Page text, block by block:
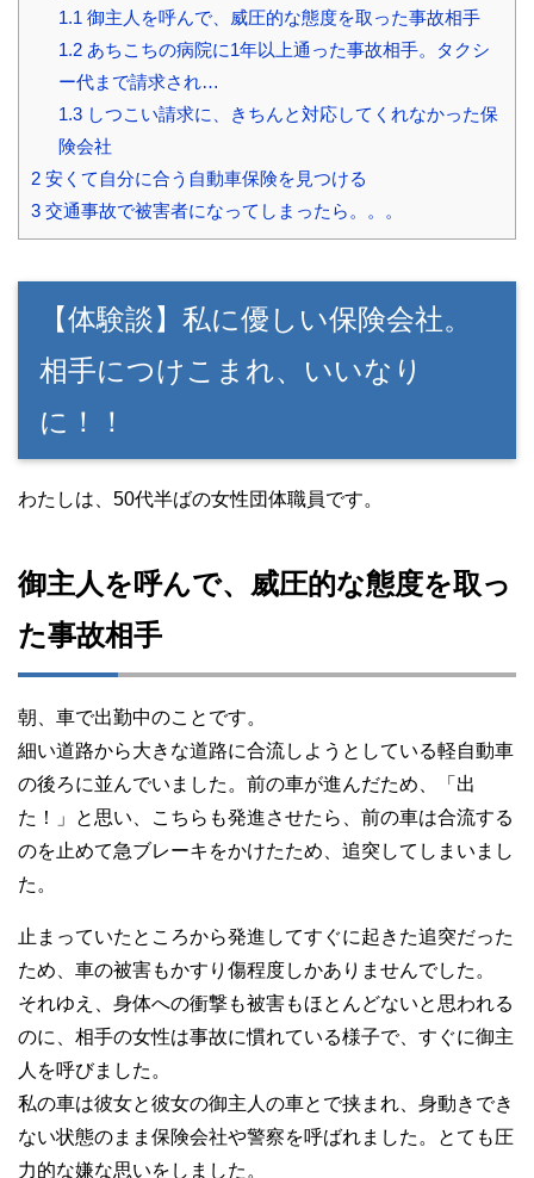
1.1 御主人を呼んで、威圧的な態度を取った事故相手
1.2あちこちの病院に1年以上通った事故相手。タクシ
ー代まで請求され…
1.3しつこい請求に、きちんと対応してくれなかった保
険会社
2 安くて自分に合う自動車保険を見つける
3 交通事故で被害者になってしまったら。。。
【体験談】私に優しい保険会社。
相手につけこまれ、いいなり
に！！
わたしは、50代半ばの女性団体職員です。
御主人を呼んで、威圧的な態度を取っ
た事故相手
朝、車で出勤中のことです。
細い道路から大きな道路に合流しようとしている軽自動車
の後ろに並んでいました。前の車が進んだため、「出
た！」と思い、こちらも発進させたら、前の車は合流する
のを止めて急ブレーキをかけたため、追突してしまいまし
た。
止まっていたところから発進してすぐに起きた追突だった
ため、車の被害もかすり傷程度しかありませんでした。
それゆえ、身体への衝撃も被害もほとんどないと思われる
のに、相手の女性は事故に慣れている様子で、すぐに御主
人を呼びました。
私の車は彼女と彼女の御主人の車とで挟まれ、身動きでき
ない状態のまま保険会社や警察を呼ばれました。とても圧
力的な嫌な思いをしました。